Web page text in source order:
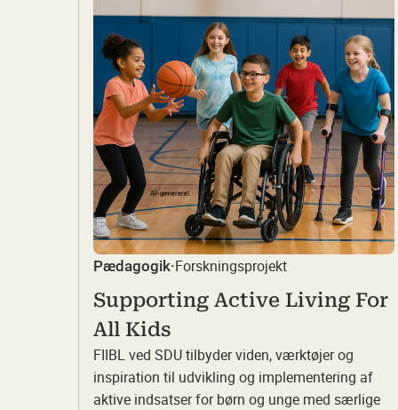
Pædagogik·Forskningsprojekt
Supporting Active Living For
All Kids
FIIBL ved SDU tilbyder viden, værktøjer og
inspiration til udvikling og implementering af
aktive indsatser for børn og unge med særlige